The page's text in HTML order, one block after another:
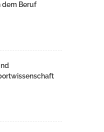
dem Beruf